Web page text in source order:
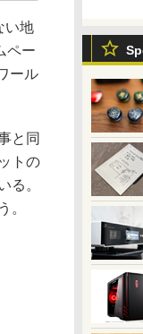
い地
ペー
ール
と同
トの
る。
。